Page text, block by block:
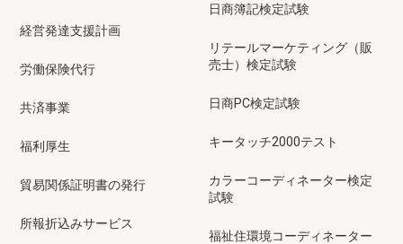
経営発達支援計画
労働保険代行
共済事業
福利厚生
貿易関係証明書の発行
所報折込みサービス
日商簿記検定試験
リテールマーケティング（販
売士）検定試験
日商PC検定試験
キータッチ2000テスト
カラーコーディネーター検定
試験
福祉住環境コーディネーター